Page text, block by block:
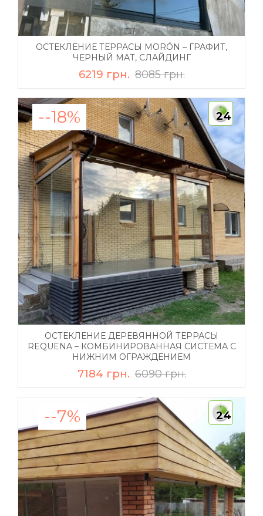
ОСТЕКЛЕНИЕ ТЕРРАСЫ MORÓN – ГРАФИТ,
ЧЕРНЫЙ МАТ, СЛАЙДИНГ
6219 грн. 8085 грн.
--18% 24
ОСТЕКЛЕНИЕ ДЕРЕВЯННОЙ ТЕРРАСЫ
REQUENA – КОМБИНИРОВАННАЯ СИСТЕМА С
НИЖНИМ ОГРАЖДЕНИЕМ
7184 грн. 6090 грн.
--7% 24